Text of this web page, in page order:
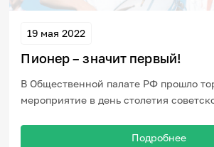
19 мая 2022
Пионер – значит первый!
В Общественной палате РФ прошло
мероприятие в день столетия
Подробнее